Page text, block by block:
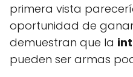
primera vista
oportunidad de
demuestran que la
pueden ser armas